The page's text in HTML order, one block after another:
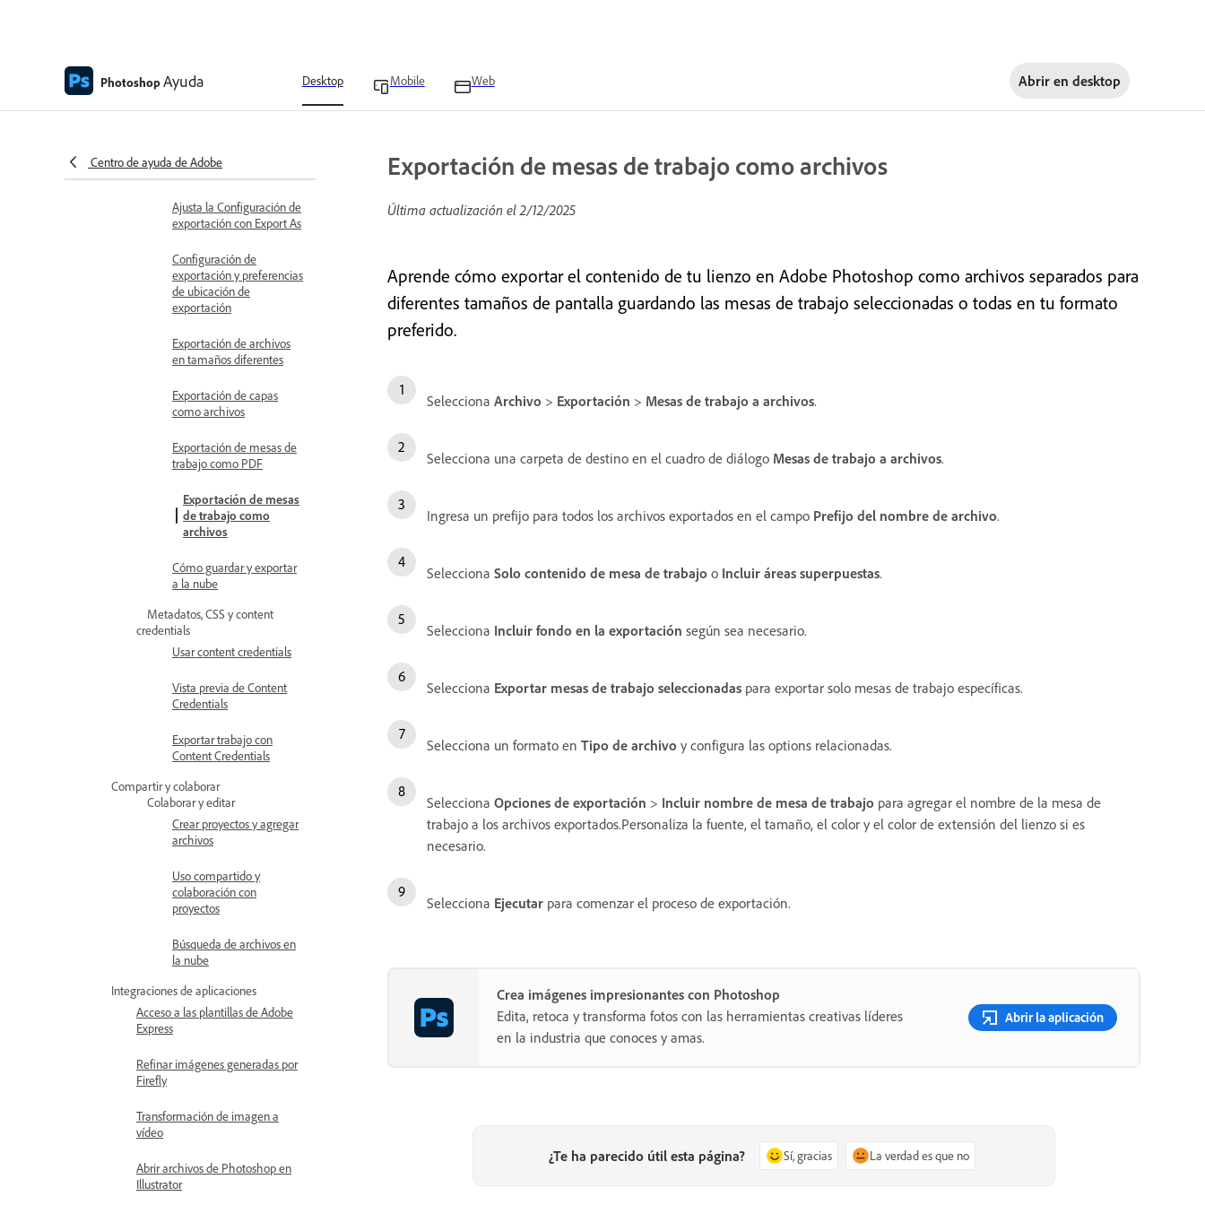
PhotoshopAyuda Desktop Mobile Web Abrir en desktop
Centro de ayuda de Adobe
imagen compatibles con
la opción de Exportación
rápida como
Ajusta la Configuración de
exportación con Export As
Configuración de
exportación y preferencias
de ubicación de
exportación
Exportación de archivos
en tamaños diferentes
Exportación de capas
como archivos
Exportación de mesas de
trabajo como PDF
Exportación de mesas
de trabajo como
archivos
Cómo guardar y exportar
a la nube
Metadatos, CSS y content
credentials
Usar content credentials
Vista previa de Content
Credentials
Exportar trabajo con
Content Credentials
Compartir y colaborar
Colaborar y editar
Crear proyectos y agregar
archivos
Uso compartido y
colaboración con
proyectos
Búsqueda de archivos en
la nube
Integraciones de aplicaciones
Acceso a las plantillas de Adobe
Express
Refinar imágenes generadas por
Firefly
Transformación de imagen a
vídeo
Abrir archivos de Photoshop en
Illustrator
Exportación de mesas de trabajo como archivos
Última actualización el2/12/2025
Aprende cómo exportar el contenido de tu lienzo en Adobe Photoshop como archivos separados para
diferentes tamaños de pantalla guardando las mesas de trabajo seleccionadas o todas en tu formato
preferido.
Selecciona Archivo > Exportación > Mesas de trabajo a archivos.
Selecciona una carpeta de destino en el cuadro de diálogo Mesas de trabajo a archivos.
Ingresa un prefijo para todos los archivos exportados en el campo Prefijo del nombre de archivo.
Selecciona Solo contenido de mesa de trabajo o Incluir áreas superpuestas.
Selecciona Incluir fondo en la exportación según sea necesario.
Selecciona Exportar mesas de trabajo seleccionadas para exportar solo mesas de trabajo específicas.
Selecciona un formato en Tipo de archivo y configura las options relacionadas.
Selecciona Opciones de exportación > Incluir nombre de mesa de trabajo para agregar el nombre de la mesa de
trabajo a los archivos exportados.Personaliza la fuente, el tamaño, el color y el color de extensión del lienzo si es
necesario.
Selecciona Ejecutar para comenzar el proceso de exportación.
Crea imágenes impresionantes con Photoshop
Edita, retoca y transforma fotos con las herramientas creativas líderes
en la industria que conoces y amas.
Abrir la aplicación
¿Te ha parecido útil esta página? Sí, gracias La verdad es que no